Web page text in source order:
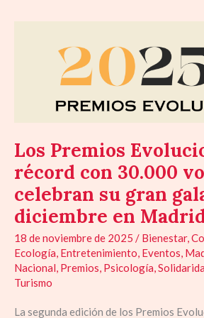
Los Premios
récord con 30.000
celebran su gran
diciembre en
18 de noviembre de 2025 / Bienestar,
Ecología, Entretenimiento, Eventos,
Nacional, Premios, Psicología,
Turismo
La segunda edición de los Premios
Evoluciona
votos
celebran
su
gran
gala
el
12
de